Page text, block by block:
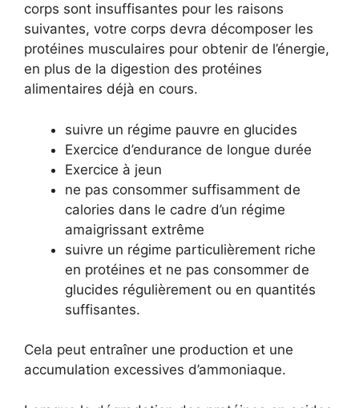
corps sont insuffisantes pour les raisons
suivantes, votre corps devra décomposer les
protéines musculaires pour obtenir de l’énergie,
en plus de la digestion des protéines
alimentaires déjà en cours.
suivre un régime pauvre en glucides
Exercice d’endurance de longue durée
Exercice à jeun
ne pas consommer suffisamment de
calories dans le cadre d’un régime
amaigrissant extrême
suivre un régime particulièrement riche
en protéines et ne pas consommer de
glucides régulièrement ou en quantités
suffisantes.
Cela peut entraîner une production et une
accumulation excessives d’ammoniaque.